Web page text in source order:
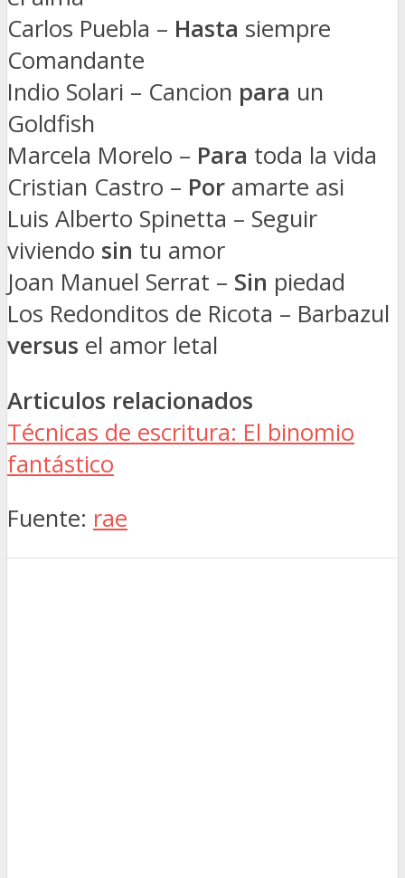
Carlos Puebla – Hasta siempre
Comandante
Indio Solari – Cancion para un
Goldfish
Marcela Morelo – Para toda la vida
Cristian Castro – Por amarte asi
Luis Alberto Spinetta – Seguir
viviendo sin tu amor
Joan Manuel Serrat – Sin piedad
Los Redonditos de Ricota – Barbazul
versus el amor letal
Articulos relacionados
Técnicas de escritura: El binomio
fantástico
Fuente: rae